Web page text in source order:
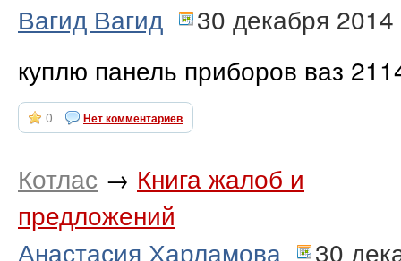
Вагид Вагид
30 декабря 2014
куплю панель приборов ваз
0 Нет комментариев
Котлас → Книга жалоб и
предложений
Анастасия Харламова
30